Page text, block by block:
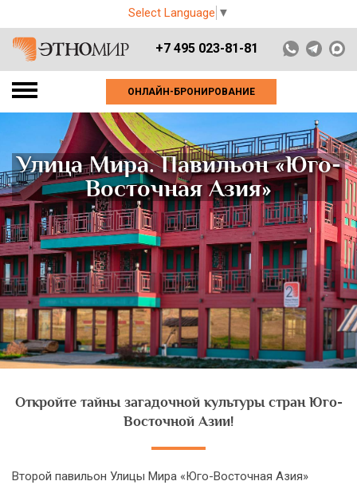
Select Language ▼
+7 495 023-81-81
ОНЛАЙН-БРОНИРОВАНИЕ
Улица Мира. Павильон «Юго-
Восточная Азия»
Откройте тайны загадочной культуры стран Юго-
Восточной Азии!
Второй павильон Улицы Мира «Юго-Восточная Азия»